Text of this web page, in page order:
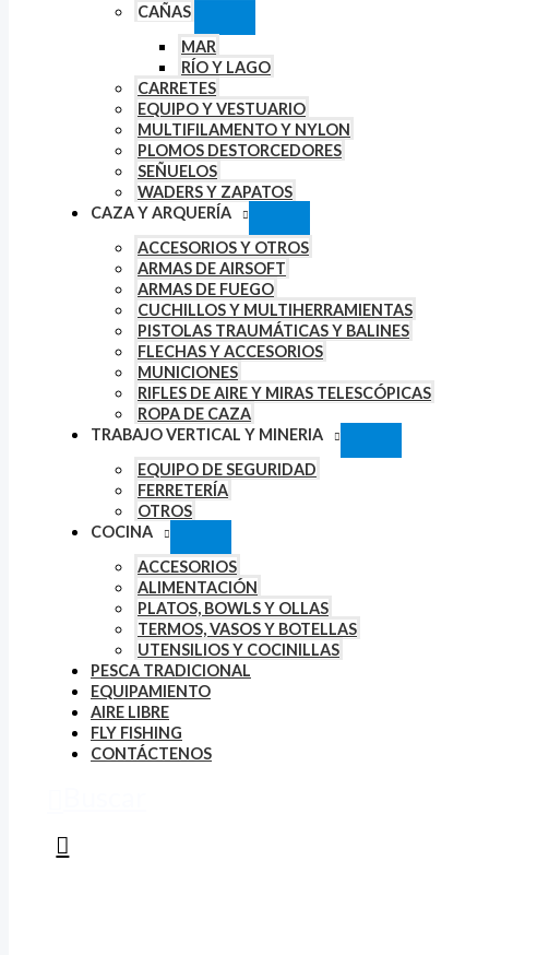
CAÑAS
MAR
RÍO Y LAGO
CARRETES
EQUIPO Y VESTUARIO
MULTIFILAMENTO Y NYLON
PLOMOS DESTORCEDORES
SEÑUELOS
WADERS Y ZAPATOS
CAZA Y ARQUERÍA
ACCESORIOS Y OTROS
ARMAS DE AIRSOFT
ARMAS DE FUEGO
CUCHILLOS Y MULTIHERRAMIENTAS
PISTOLAS TRAUMÁTICAS Y BALINES
FLECHAS Y ACCESORIOS
MUNICIONES
RIFLES DE AIRE Y MIRAS TELESCÓPICAS
ROPA DE CAZA
TRABAJO VERTICAL Y MINERIA
EQUIPO DE SEGURIDAD
FERRETERÍA
OTROS
COCINA
ACCESORIOS
ALIMENTACIÓN
PLATOS, BOWLS Y OLLAS
TERMOS, VASOS Y BOTELLAS
UTENSILIOS Y COCINILLAS
PESCA TRADICIONAL
EQUIPAMIENTO
AIRE LIBRE
FLY FISHING
CONTÁCTENOS